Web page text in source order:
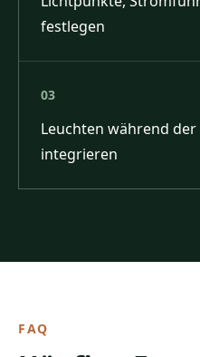
festlegen
03
Leuchten während
integrieren
FAQ